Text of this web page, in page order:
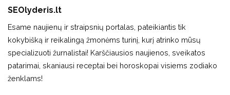
SEOlyderis.lt
Esame naujienų ir straipsnių portalas, pateikiantis tik
kokybišką ir reikalingą žmonėms turinį, kurį atrinko mūsų
specializuoti žurnalistai! Karščiausios naujienos, sveikatos
patarimai, skaniausi receptai bei horoskopai visiems zodiako
ženklams!